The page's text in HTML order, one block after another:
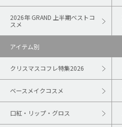
2026年 GRAND 上半期ベストコ
スメ
アイテム別
クリスマスコフレ特集2026
ベースメイクコスメ
口紅・リップ・グロス